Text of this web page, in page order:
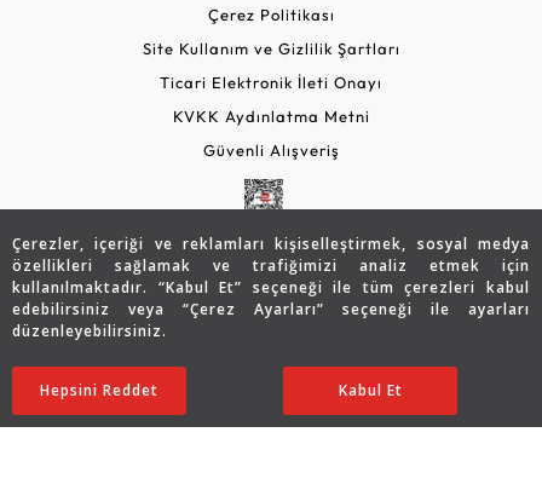
Çerezler, içeriği ve reklamları kişiselleştirmek, sosyal medya
özellikleri sağlamak ve trafiğimizi analiz etmek için
kullanılmaktadır. “Kabul Et” seçeneği ile tüm çerezleri kabul
edebilirsiniz veya “Çerez Ayarları” seçeneği ile ayarları
düzenleyebilirsiniz.
Ayarları Düzenle
Hepsini Reddet Kabul Et
22.290 TL
17.845TL SATIN ALIN
Çerez Politikası
Site Kullanım ve Gizlilik Şartları
Ticari Elektronik İleti Onayı
KVKK Aydınlatma Metni
Güvenli Alışveriş
Copyright © 2026 Assos Pırlanta - Bu sitenin tüm hakları